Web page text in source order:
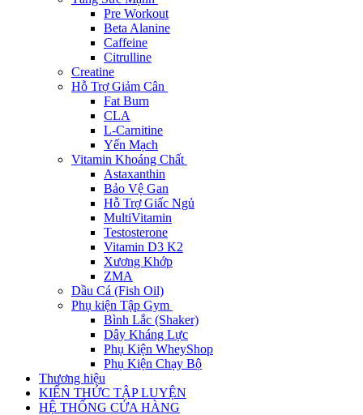
Pre Workout
Beta Alanine
Caffeine
Citrulline
Creatine
Hỗ Trợ Giảm Cân
Fat Burn
CLA
L-Carnitine
Yến Mạch
Vitamin Khoáng Chất
Astaxanthin
Bảo Vệ Gan
Hỗ Trợ Giấc Ngủ
MultiVitamin
Testosterone
Vitamin D3 K2
Xương Khớp
ZMA
Dầu Cá (Fish Oil)
Phụ kiện Tập Gym
Bình Lắc (Shaker)
Dây Kháng Lực
Phụ Kiện WheyShop
Phụ Kiện Chạy Bộ
Thương hiệu
KIẾN THỨC TẬP LUYỆN
HỆ THỐNG CỬA HÀNG